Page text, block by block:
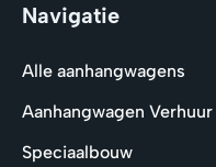
Navigatie
Alle aanhangwagens
Aanhangwagen Verhuur
Speciaalbouw